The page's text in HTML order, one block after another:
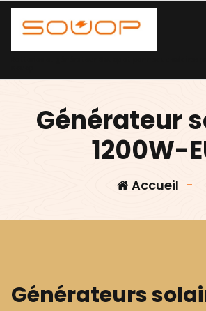
Aller
Générateur
1200W-
Accueil -
Générateurs